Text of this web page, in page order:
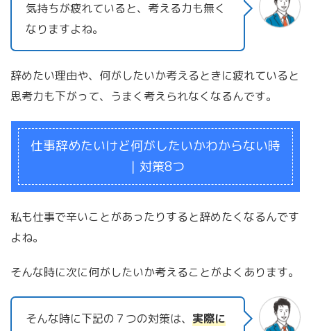
気持ちが疲れていると、考える力も無く
なりますよね。
辞めたい理由や、何がしたいか考えるときに疲れていると
思考力も下がって、うまく考えられなくなるんです。
仕事辞めたいけど何がしたいかわからない時
｜対策8つ
私も仕事で辛いことがあったりすると辞めたくなるんです
よね。
そんな時に次に何がしたいか考えることがよくあります。
そんな時に下記の７つの対策は、 実際に